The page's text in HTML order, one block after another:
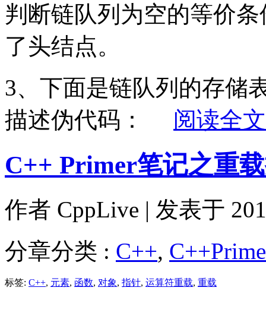
判断链队列为空的等价
了头结点。
3、下面是链队列的存储
描述伪代码： 阅读全文
C++ Primer笔记之重
作者 CppLive | 发表于
分章分类 : C++,
标签: C++, 元素, 函数, 对象, 指针, 运算符重载, 重载